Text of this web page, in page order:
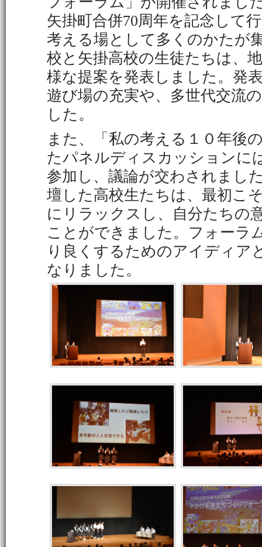
矢掛町合併70周年を記念して
考える場として多くのかたが
校と矢掛高校の生徒たちは、
様な提案を発表しました。発
遊び場の充実や、多世代交流
した。
また、「私の考える１０年後
たパネルディスカッションに
参加し、議論が交わされまし
壇した高校生たちは、最初こ
にリラックスし、自分たちの
ことができました。フォーラ
り良くするためのアイディア
なりました。